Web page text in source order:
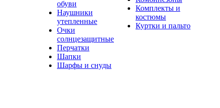
обуви
Наушники
утепленные
Очки
солнцезащитные
Перчатки
Шапки
Шарфы и снуды
Комплекты и
костюмы
Куртки и пальто